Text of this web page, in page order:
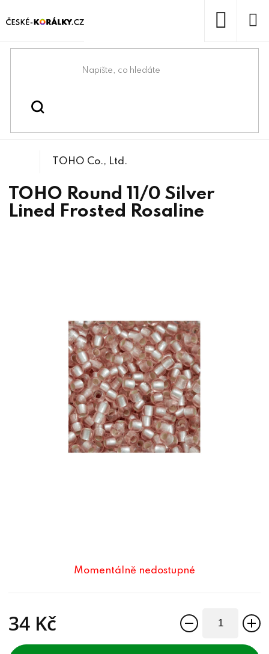
na
Domů
Korálky
Momentálně nedostupné
34 Kč
TOHO Round 11/0 Silver
Lined Frosted Rosaline
TOHO Co., Ltd.